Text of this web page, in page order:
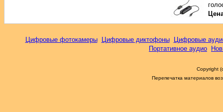
Цифровые фотокамеры Цифровые диктофоны
Цифровые
Портативное аудио
Copyright
Перепечатка материалов